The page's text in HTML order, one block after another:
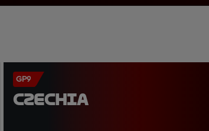
GP9
CZECHIA